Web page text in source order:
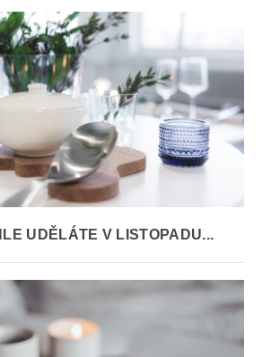
UDĚLÁTE V LISTOPADU...